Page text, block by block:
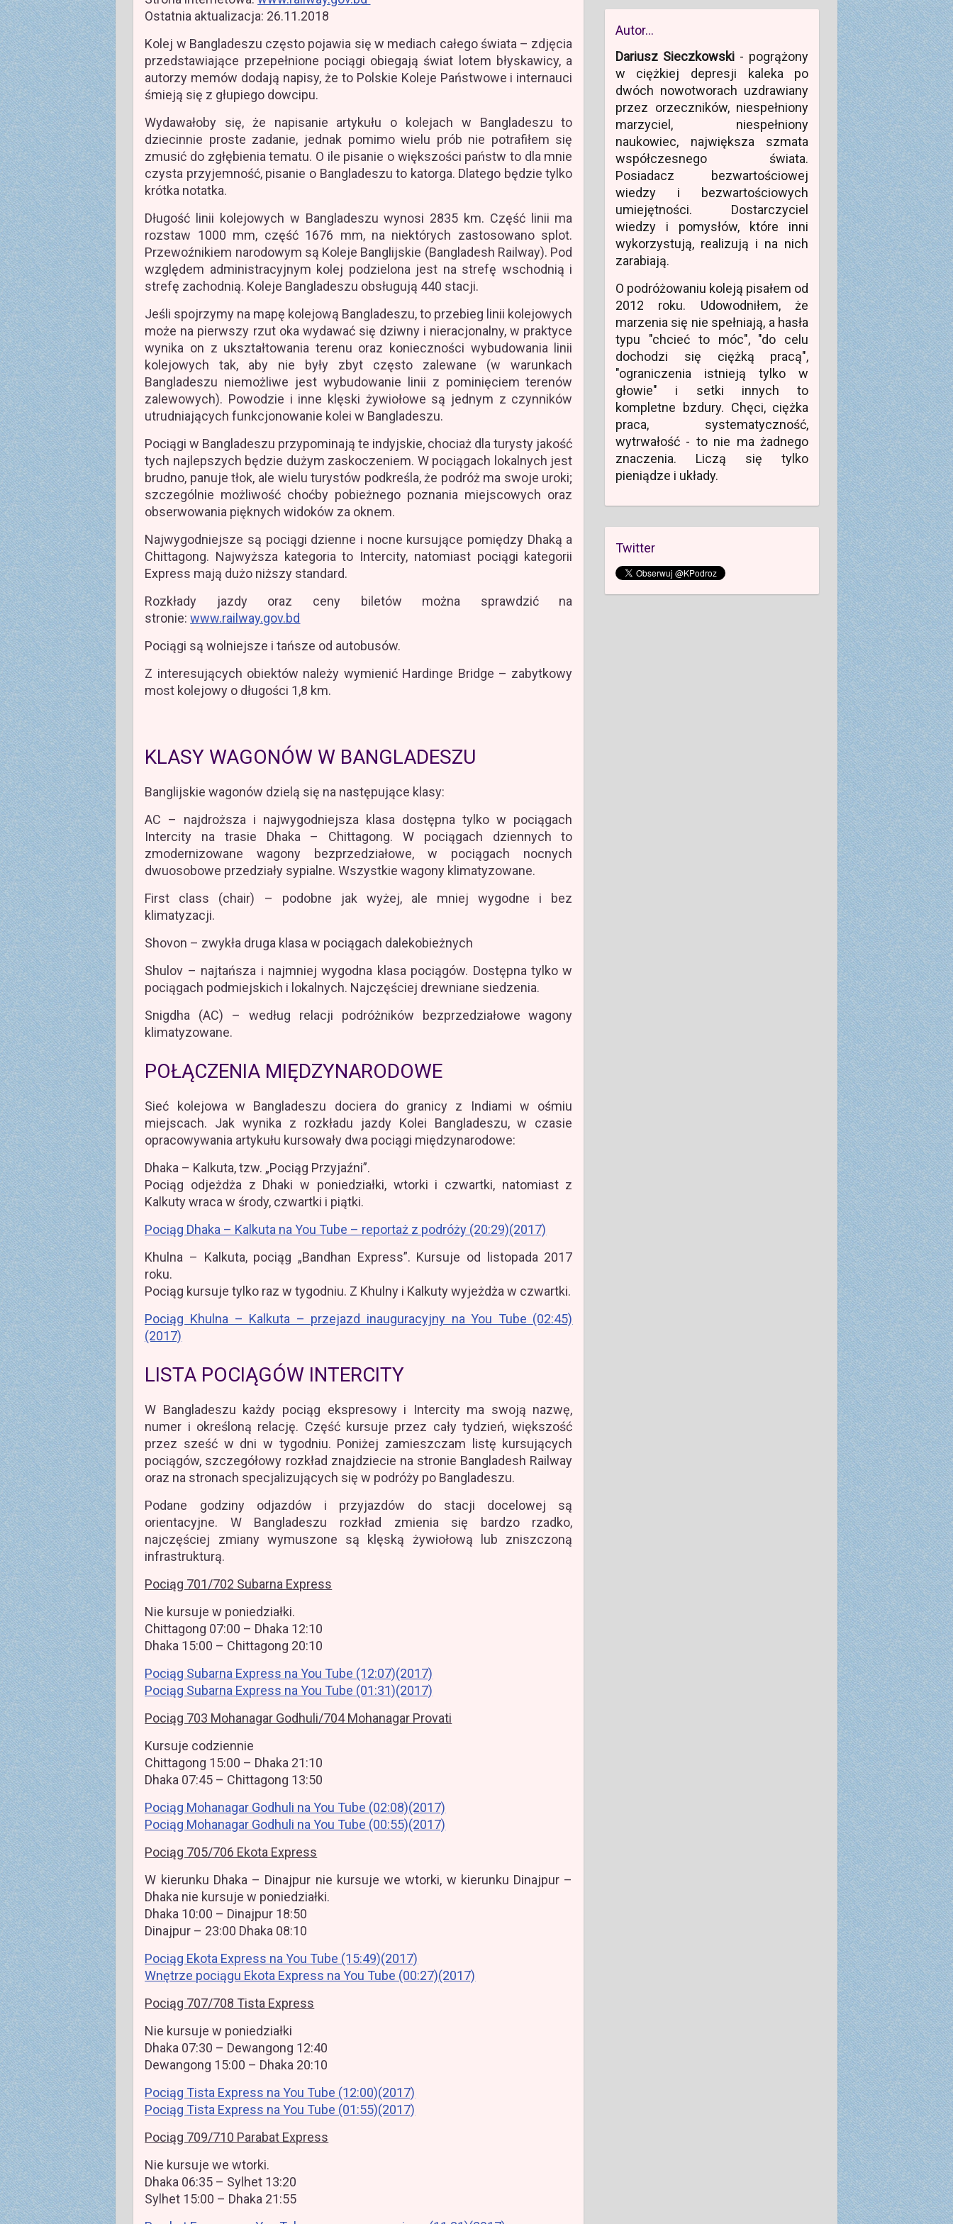
Ostatnia aktualizacja: 26.11.2018
Kolej w Bangladeszu często pojawia się w mediach całego świata – zdjęcia
przedstawiające przepełnione pociągi obiegają świat lotem błyskawicy, a
autorzy memów dodają napisy, że to Polskie Koleje Państwowe i internauci
śmieją się z głupiego dowcipu.
Wydawałoby się, że napisanie artykułu o kolejach w Bangladeszu to
dziecinnie proste zadanie, jednak pomimo wielu prób nie potrafiłem się
zmusić do zgłębienia tematu. O ile pisanie o większości państw to dla mnie
czysta przyjemność, pisanie o Bangladeszu to katorga. Dlatego będzie tylko
krótka notatka.
Długość linii kolejowych w Bangladeszu wynosi 2835 km. Część linii ma
rozstaw 1000 mm, część 1676 mm, na niektórych zastosowano splot.
Przewoźnikiem narodowym są Koleje Banglijskie (Bangladesh Railway). Pod
względem administracyjnym kolej podzielona jest na strefę wschodnią i
strefę zachodnią. Koleje Bangladeszu obsługują 440 stacji.
Jeśli spojrzymy na mapę kolejową Bangladeszu, to przebieg linii kolejowych
może na pierwszy rzut oka wydawać się dziwny i nieracjonalny, w praktyce
wynika on z ukształtowania terenu oraz konieczności wybudowania linii
kolejowych tak, aby nie były zbyt często zalewane (w warunkach
Bangladeszu niemożliwe jest wybudowanie linii z pominięciem terenów
zalewowych). Powodzie i inne klęski żywiołowe są jednym z czynników
utrudniających funkcjonowanie kolei w Bangladeszu.
Pociągi w Bangladeszu przypominają te indyjskie, chociaż dla turysty jakość
tych najlepszych będzie dużym zaskoczeniem. W pociągach lokalnych jest
brudno, panuje tłok, ale wielu turystów podkreśla, że podróż ma swoje uroki;
szczególnie możliwość choćby pobieżnego poznania miejscowych oraz
obserwowania pięknych widoków za oknem.
Najwygodniejsze są pociągi dzienne i nocne kursujące pomiędzy Dhaką a
Chittagong. Najwyższa kategoria to Intercity, natomiast pociągi kategorii
Express mają dużo niższy standard.
Rozkłady jazdy oraz ceny biletów można sprawdzić na
stronie:www.railway.gov.bd
Pociągi są wolniejsze i tańsze od autobusów.
Z interesujących obiektów należy wymienić Hardinge Bridge – zabytkowy
most kolejowy o długości 1,8 km.
KLASY WAGONÓW W BANGLADESZU
Banglijskie wagonów dzielą się na następujące klasy:
AC – najdroższa i najwygodniejsza klasa dostępna tylko w pociągach
Intercity na trasie Dhaka – Chittagong. W pociągach dziennych to
zmodernizowane wagony bezprzedziałowe, w pociągach nocnych
dwuosobowe przedziały sypialne. Wszystkie wagony klimatyzowane.
First class (chair) – podobne jak wyżej, ale mniej wygodne i bez
klimatyzacji.
Shovon – zwykła druga klasa w pociągach dalekobieżnych
Shulov – najtańsza i najmniej wygodna klasa pociągów. Dostępna tylko w
pociągach podmiejskich i lokalnych. Najczęściej drewniane siedzenia.
Snigdha (AC) – według relacji podróżników bezprzedziałowe wagony
klimatyzowane.
POŁĄCZENIA MIĘDZYNARODOWE
Sieć kolejowa w Bangladeszu dociera do granicy z Indiami w ośmiu
miejscach. Jak wynika z rozkładu jazdy Kolei Bangladeszu, w czasie
opracowywania artykułu kursowały dwa pociągi międzynarodowe:
Dhaka – Kalkuta, tzw. „Pociąg Przyjaźni”.
Pociąg odjeżdża z Dhaki w poniedziałki, wtorki i czwartki, natomiast z
Kalkuty wraca w środy, czwartki i piątki.
Pociąg Dhaka – Kalkuta na You Tube – reportaż z podróży (20:29)(2017)
Khulna – Kalkuta, pociąg „Bandhan Express”. Kursuje od listopada 2017
roku.
Pociąg kursuje tylko raz w tygodniu. Z Khulny i Kalkuty wyjeżdża w czwartki.
Pociąg Khulna – Kalkuta – przejazd inauguracyjny na You Tube (02:45)
(2017)
LISTA POCIĄGÓW INTERCITY
W Bangladeszu każdy pociąg ekspresowy i Intercity ma swoją nazwę,
numer i określoną relację. Część kursuje przez cały tydzień, większość
przez sześć w dni w tygodniu. Poniżej zamieszczam listę kursujących
pociągów, szczegółowy rozkład znajdziecie na stronie Bangladesh Railway
oraz na stronach specjalizujących się w podróży po Bangladeszu.
Podane godziny odjazdów i przyjazdów do stacji docelowej są
orientacyjne. W Bangladeszu rozkład zmienia się bardzo rzadko,
najczęściej zmiany wymuszone są klęską żywiołową lub zniszczoną
infrastrukturą.
Pociąg 701/702 Subarna Express
Nie kursuje w poniedziałki.
Chittagong 07:00 – Dhaka 12:10
Dhaka 15:00 – Chittagong 20:10
Pociąg Subarna Express na You Tube (12:07)(2017)
Pociąg Subarna Express na You Tube (01:31)(2017)
Pociąg 703 Mohanagar Godhuli/704 Mohanagar Provati
Kursuje codziennie
Chittagong 15:00 – Dhaka 21:10
Dhaka 07:45 – Chittagong 13:50
Pociąg Mohanagar Godhuli na You Tube (02:08)(2017)
Pociąg Mohanagar Godhuli na You Tube (00:55)(2017)
Pociąg 705/706 Ekota Express
W kierunku Dhaka – Dinajpur nie kursuje we wtorki, w kierunku Dinajpur –
Dhaka nie kursuje w poniedziałki.
Dhaka 10:00 – Dinajpur 18:50
Dinajpur – 23:00 Dhaka 08:10
Pociąg Ekota Express na You Tube (15:49)(2017)
Wnętrze pociągu Ekota Express na You Tube (00:27)(2017)
Pociąg 707/708 Tista Express
Nie kursuje w poniedziałki
Dhaka 07:30 – Dewangong 12:40
Dewangong 15:00 – Dhaka 20:10
Pociąg Tista Express na You Tube (12:00)(2017)
Pociąg Tista Express na You Tube (01:55)(2017)
Pociąg 709/710 Parabat Express
Nie kursuje we wtorki.
Dhaka 06:35 – Sylhet 13:20
Sylhet 15:00 – Dhaka 21:55
Autor…
Dariusz Sieczkowski - pogrążony
w ciężkiej depresji kaleka po
dwóch nowotworach uzdrawiany
przez orzeczników, niespełniony
marzyciel, niespełniony
naukowiec, największa szmata
współczesnego świata.
Posiadacz bezwartościowej
wiedzy i bezwartościowych
umiejętności. Dostarczyciel
wiedzy i pomysłów, które inni
wykorzystują, realizują i na nich
zarabiają.
O podróżowaniu koleją pisałem od
2012 roku. Udowodniłem, że
marzenia się nie spełniają, a hasła
typu "chcieć to móc", "do celu
dochodzi się ciężką pracą",
"ograniczenia istnieją tylko w
głowie" i setki innych to
kompletne bzdury. Chęci, ciężka
praca, systematyczność,
wytrwałość - to nie ma żadnego
znaczenia. Liczą się tylko
pieniądze i układy.
Twitter